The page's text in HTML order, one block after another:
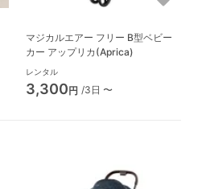
マジカルエアー フリー B型ベビー
カー アップリカ(Aprica)
レンタル
3,300円 /3日 〜